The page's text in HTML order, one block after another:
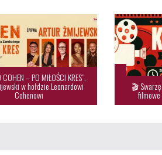
COHEN – PO MIŁOŚCI KRES”.
w hołdzie Leonardowi
Cohenowi
🎬